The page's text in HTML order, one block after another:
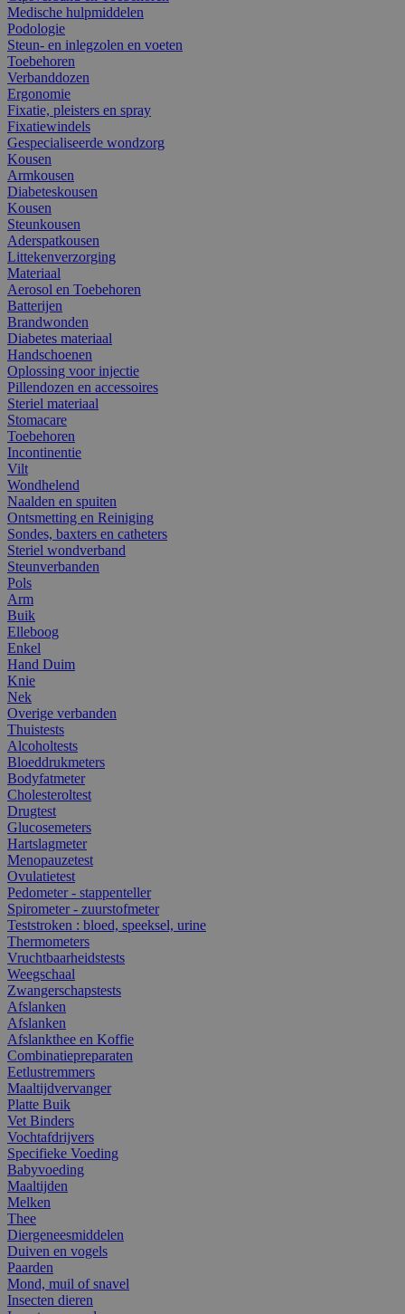
Medische hulpmiddelen
Podologie
Steun- en inlegzolen en voeten
Toebehoren
Verbanddozen
Ergonomie
Fixatie, pleisters en spray
Fixatiewindels
Gespecialiseerde wondzorg
Kousen
Armkousen
Diabeteskousen
Kousen
Steunkousen
Aderspatkousen
Littekenverzorging
Materiaal
Aerosol en Toebehoren
Batterijen
Brandwonden
Diabetes materiaal
Handschoenen
Oplossing voor injectie
Pillendozen en accessoires
Steriel materiaal
Stomacare
Toebehoren
Incontinentie
Vilt
Wondhelend
Naalden en spuiten
Ontsmetting en Reiniging
Sondes, baxters en catheters
Steriel wondverband
Steunverbanden
Pols
Arm
Buik
Elleboog
Enkel
Hand Duim
Knie
Nek
Overige verbanden
Thuistests
Alcoholtests
Bloeddrukmeters
Bodyfatmeter
Cholesteroltest
Drugtest
Glucosemeters
Hartslagmeter
Menopauzetest
Ovulatietest
Pedometer - stappenteller
Spirometer - zuurstofmeter
Teststroken : bloed, speeksel, urine
Thermometers
Vruchtbaarheidstests
Weegschaal
Zwangerschapstests
Afslanken
Afslanken
Afslankthee en Koffie
Combinatiepreparaten
Eetlustremmers
Maaltijdvervanger
Platte Buik
Vet Binders
Vochtafdrijvers
Specifieke Voeding
Babyvoeding
Maaltijden
Melken
Thee
Diergeneesmiddelen
Duiven en vogels
Paarden
Mond, muil of snavel
Insecten dieren